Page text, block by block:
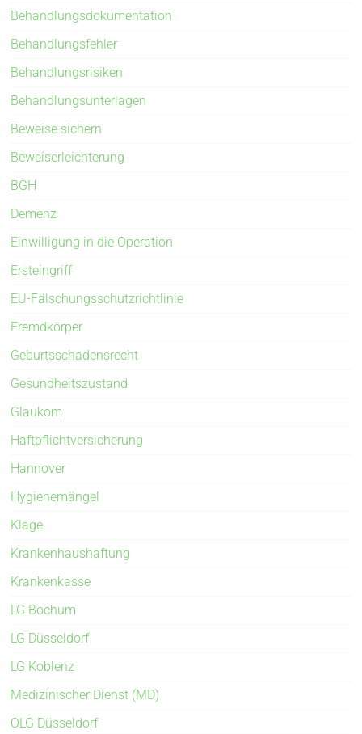
Behandlungsdokumentation
Behandlungsfehler
Behandlungsrisiken
Behandlungsunterlagen
Beweise sichern
Beweiserleichterung
BGH
Demenz
Einwilligung in die Operation
Ersteingriff
EU-Fälschungsschutzrichtlinie
Fremdkörper
Geburtsschadensrecht
Gesundheitszustand
Glaukom
Haftpflichtversicherung
Hannover
Hygienemängel
Klage
Krankenhaushaftung
Krankenkasse
LG Bochum
LG Düsseldorf
LG Koblenz
Medizinischer Dienst (MD)
OLG Düsseldorf